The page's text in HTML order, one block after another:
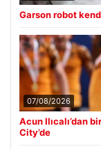
Garson robot
07/08/2026
Acun Ilıcalı’dan
City’de